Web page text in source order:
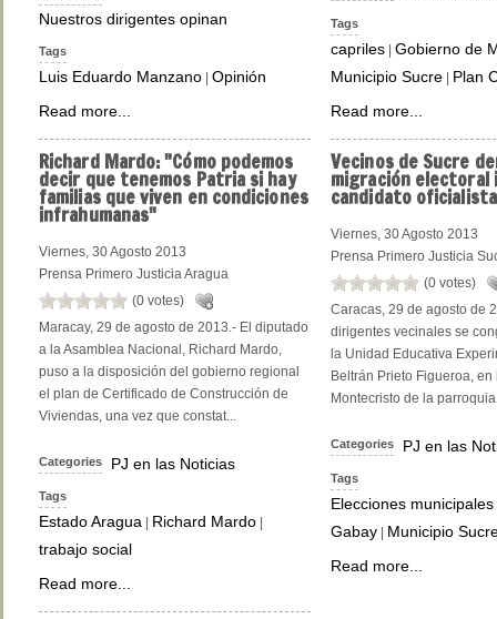
Nuestros dirigentes opinan
Tags
Luis Eduardo Manzano Opinión
Read more...
Tags
capriles |Gobierno de
Municipio Sucre
Plan
Read more...
RichardMardo: "Cómo podemos
decir que tenemos Patria si hay
familias que viven en condiciones
infrahumanas"
Viernes, 30 Agosto 2013
Prensa Primero Justicia Aragua
(0 votes)
Maracay, 29 de agosto de 2013.- El diputado
a la Asamblea Nacional, Richard Mardo,
puso a la disposición del gobierno regional
el plan de Certificado de Construcción de
Viviendas, una vez que constat...
Categories PJ en las Noticias
Tags
Estado Aragua | Richard Mardo |
trabajo social
Read more...
Vecinosde Sucre
migración electoral
candidato oficialista
Viernes, 30 Agosto 2013
Prensa Primero Justicia
(0 votes)
Caracas, 29 de agosto de
dirigentes vecinales se
la Unidad Educativa
Beltrán Prieto Figueroa,
Montecristo de la
Categories PJ en las
Tags
Elecciones municipales
Gabay | Municipio
Read more...